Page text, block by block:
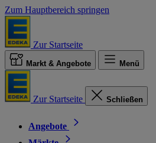
Zum Hauptbereich springen
Zur Startseite
Markt & Angebote Menü
Zur Startseite Schließen
Angebote